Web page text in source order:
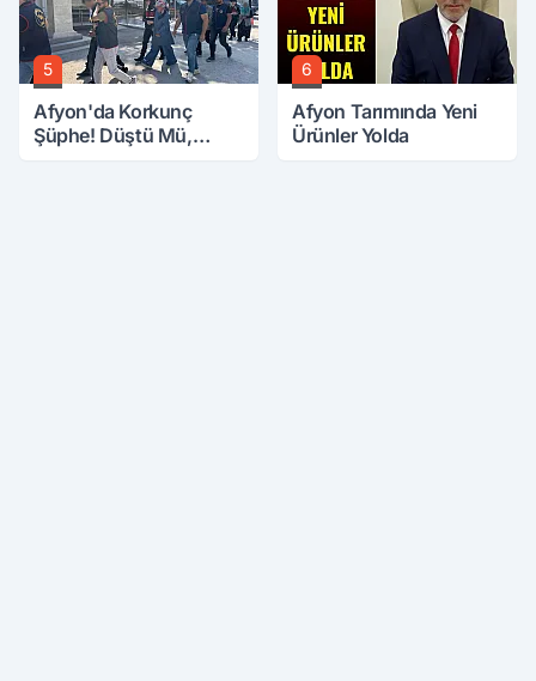
5
Afyon'da Korkunç
Şüphe! Düştü Mü,
6
Afyon Tarımında Yeni
Ürünler Yolda